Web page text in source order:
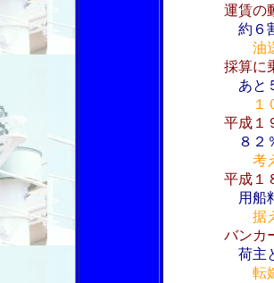
運賃の
約６
油
採算に
あと
１
平成１
８２
考
平成１
用船
据
バンカ
荷主
転